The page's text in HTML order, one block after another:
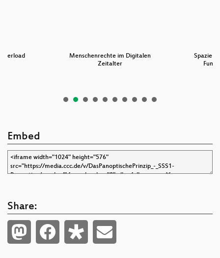
Menschenrechte im Digitalen
Zeitalter
Embed
Share: